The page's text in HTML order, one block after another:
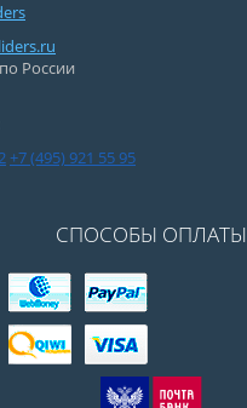
России
+7 (495) 921 55 95
СПОСОБЫ ОПЛАТЫ